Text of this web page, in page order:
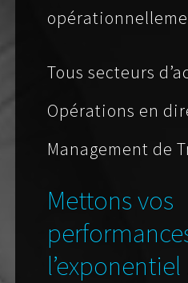
Tous secteurs
Opérations en
Management de
Mettons vos
l’exponentiel